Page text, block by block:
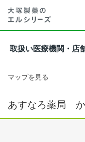
取扱い医療機関・店
マップを見る
あすなろ薬局